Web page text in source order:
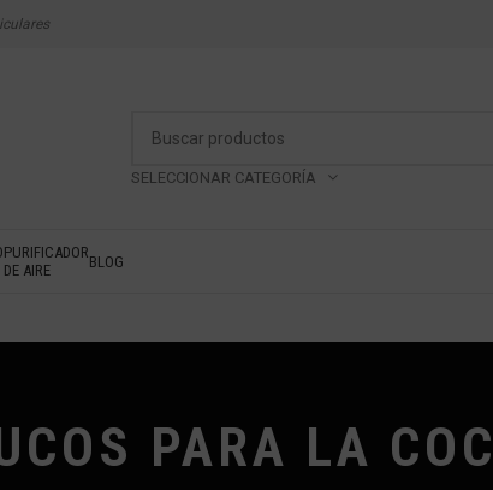
SELECCIONAR CATEGORÍA
PURIFICADOR
DE AIRE
BLOG
PARA LA